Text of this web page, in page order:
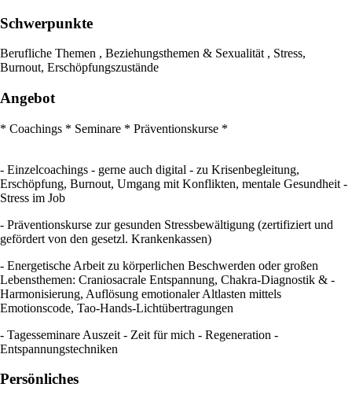
Schwerpunkte
Berufliche Themen , Beziehungsthemen & Sexualität , Stress,
Burnout, Erschöpfungszustände
Angebot
* Coachings * Seminare * Präventionskurse *
- Einzelcoachings - gerne auch digital - zu Krisenbegleitung,
Erschöpfung, Burnout, Umgang mit Konflikten, mentale Gesundheit -
Stress im Job
- Präventionskurse zur gesunden Stressbewältigung (zertifiziert und
gefördert von den gesetzl. Krankenkassen)
- Energetische Arbeit zu körperlichen Beschwerden oder großen
Lebensthemen: Craniosacrale Entspannung, Chakra-Diagnostik & -
Harmonisierung, Auflösung emotionaler Altlasten mittels
Emotionscode, Tao-Hands-Lichtübertragungen
- Tagesseminare Auszeit - Zeit für mich - Regeneration -
Entspannungstechniken
Persönliches